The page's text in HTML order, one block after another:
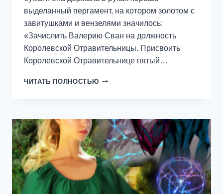
выделанный пергамент, на котором золотом с
завитушками и вензелями значилось:
«Зачислить Валерию Сван на должность
Королевской Отравительницы. Присвоить
Королевской Отравительнице пятый…
ЧИТАТЬ ПОЛНОСТЬЮ КОРОЛЕВСКАЯ